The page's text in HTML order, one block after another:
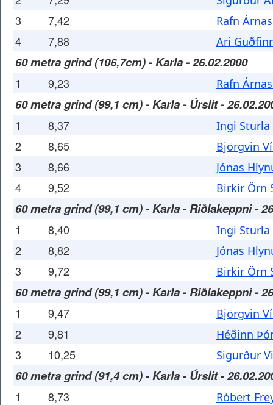
3 7,42 Rafn
4 7,88 Ari
60 metra grind (106,7cm) - Karla - 26.02.2000
1 9,23 Rafn
60 metra grind (99,1 cm) - Karla - Úrslit -
1 8,37 Ingi
2 8,65 Björgvin
3 8,66 Jónas
4 9,52 Birkir Örn
60 metra grind (99,1 cm) - Karla - Riðlakeppni -
1 8,40 Ingi
2 8,82 Jónas
3 9,72 Birkir Örn
60 metra grind (99,1 cm) - Karla - Riðlakeppni -
1 9,47 Björgvin
2 9,81 Héðinn
3 10,25 Sigurður
60 metra grind (91,4 cm) - Karla - Úrslit -
1 8,73 Róbert